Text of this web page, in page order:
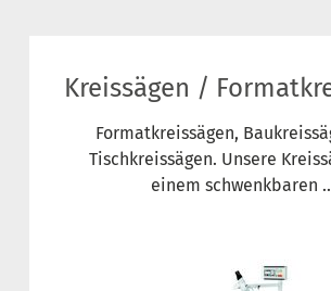
Kreissägen /
Formatkreissägen,
Tischkreissägen. Unsere
einem schwenkbaren